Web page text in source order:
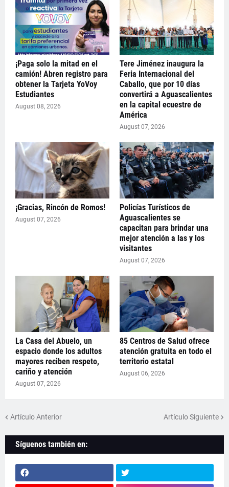
¡Paga solo la mitad en el
camión! Abren registro para
obtener la Tarjeta YoVoy
Estudiantes
August 08, 2026
Tere Jiménez inaugura la
Feria Internacional del
Caballo, que por 10 días
convertirá a Aguascalientes
en la capital ecuestre de
América
August 07, 2026
¡Gracias, Rincón de Romos!
August 07, 2026
Policías Turísticos de
Aguascalientes se
capacitan para brindar una
mejor atención a las y los
visitantes
August 07, 2026
La Casa del Abuelo, un
espacio donde los adultos
mayores reciben respeto,
cariño y atención
August 07, 2026
85 Centros de Salud ofrece
atención gratuita en todo el
territorio estatal
August 06, 2026
Artículo Anterior Artículo Siguiente
Síguenos también en: